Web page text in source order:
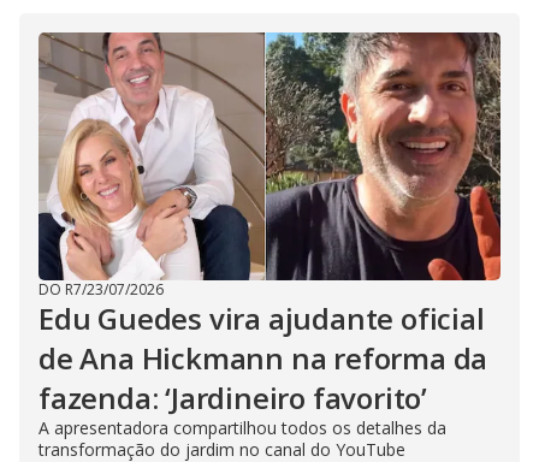
DO R7/23/07/2026
Edu Guedes vira ajudante oficial
de Ana Hickmann na reforma da
fazenda: ‘Jardineiro favorito’
A apresentadora compartilhou todos os detalhes da
transformação do jardim no canal do YouTube